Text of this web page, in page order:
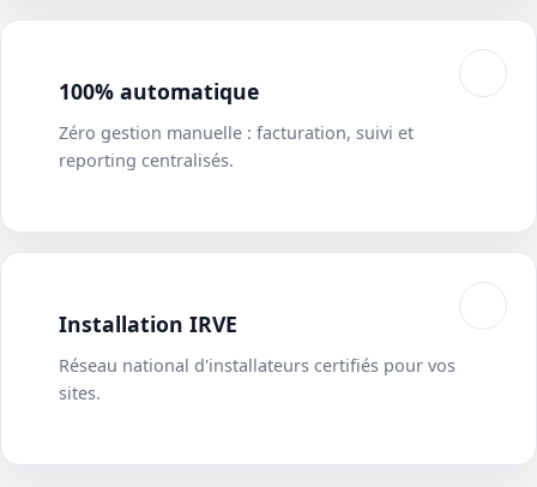
100% automatique
Zéro gestion manuelle : facturation, suivi et
reporting centralisés.
Installation IRVE
Réseau national d'installateurs certifiés pour vos
sites.